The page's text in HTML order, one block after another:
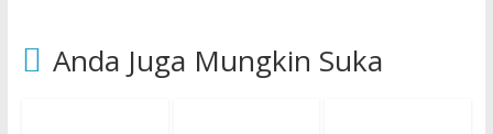
Anda Juga Mungkin Suka